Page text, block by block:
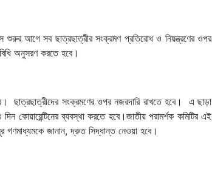
শুরুর আগে সব ছাত্রছাত্রীর সংক্রমণ প্রতিরোধ ও নিয়ন্ত্রণের ওপর
অনুসরণ করতে হবে।
ছাত্রছাত্রীদের সংক্রমণের ওপর নজরদারি রাখতে হবে। এ ছাড়া
কোয়ারেন্টিনের ব্যবস্থা করতে হবে।জাতীয় পরামর্শক কমিটির এই
গণমাধ্যমকে জানান, দ্রুত সিদ্ধান্ত নেওয়া হবে।